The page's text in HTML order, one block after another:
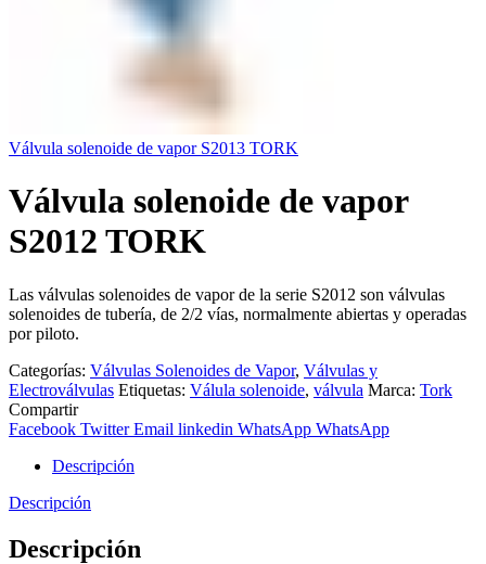
Válvula solenoide de vapor S2013 TORK
Válvula solenoide de vapor
S2012 TORK
Las válvulas solenoides de vapor de la serie S2012 son válvulas
solenoides de tubería, de 2/2 vías, normalmente abiertas y operadas
por piloto.
Categorías: Válvulas Solenoides de Vapor, Válvulas y
Electroválvulas Etiquetas: Válula solenoide, válvula Marca: Tork
Compartir
Facebook Twitter Email linkedin WhatsApp WhatsApp
Descripción
Descripción
Descripción